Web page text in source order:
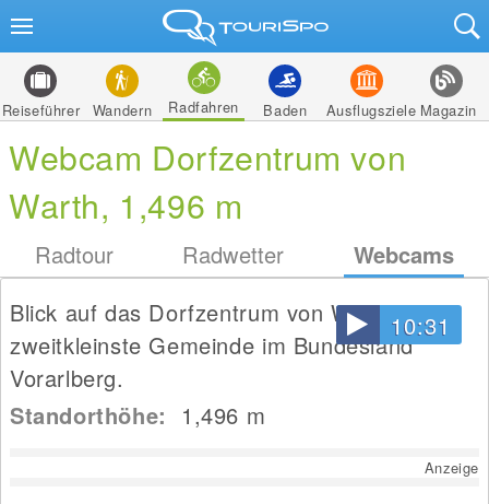
Reiseführer Wandern Radfahren Baden Ausflugsziele Magazin
Webcam Dorfzentrum von
Warth, 1,496 m
Radtour Radwetter Webcams
10:31
Blick auf das Dorfzentrum von Warth, die
zweitkleinste Gemeinde im Bundesland
Vorarlberg.
Standorthöhe: 1,496 m
Anzeige